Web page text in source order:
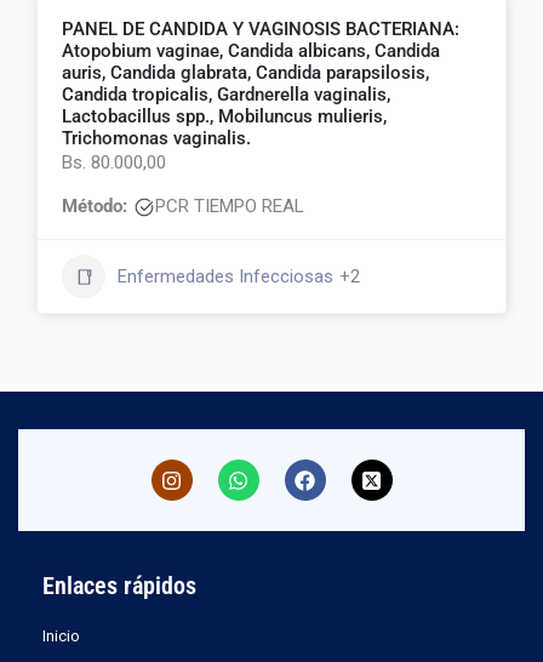
PANEL DE CANDIDA Y VAGINOSIS BACTERIANA:
Atopobium vaginae, Candida albicans, Candida
auris, Candida glabrata, Candida parapsilosis,
Candida tropicalis, Gardnerella vaginalis,
Lactobacillus spp., Mobiluncus mulieris,
Trichomonas vaginalis.
Bs. 80.000,00
Método:
PCR TIEMPO REAL
Enfermedades Infecciosas +2
I
n
t
g
r
W
h
t
F
a
e
Enlaces rápidos
Inicio